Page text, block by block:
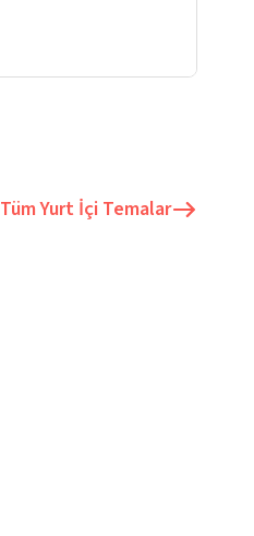
TümYurt İçi Temalar